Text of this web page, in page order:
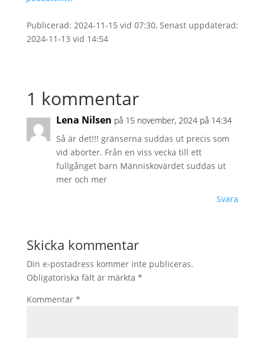
Publicerad: 2024-11-15 vid 07:30, Senast uppdaterad:
2024-11-13 vid 14:54
1 kommentar
Lena Nilsen på 15 november, 2024 på 14:34
Så är det!!! gränserna suddas ut precis som
vid aborter. Från en viss vecka till ett
fullgånget barn Människovärdet suddas ut
mer och mer
Svara
Skicka kommentar
Din e-postadress kommer inte publiceras.
Obligatoriska fält är märkta *
Kommentar *